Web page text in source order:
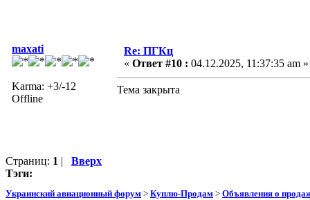
maxati
Karma: +3/-12
Offline
Re: ПГКц
« Ответ #10 : 04.12.2025, 11:37:35 am »
Тема закрыта
Страниц: 1 | Вверх
Тэги:
Украинский авиационный форум > Куплю-Продам > Объявления о